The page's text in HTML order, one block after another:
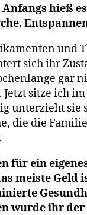
hieß
und
sich ihr
gar
Jetzt sitze ich
unterzieht sie
die die
für ein
meiste Geld
wurde ihr der